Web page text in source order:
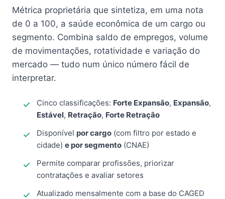
Métrica proprietária que sintetiza, em uma nota
de 0 a 100, a saúde econômica de um cargo ou
segmento. Combina saldo de empregos, volume
de movimentações, rotatividade e variação do
mercado — tudo num único número fácil de
interpretar.
Cinco classificações: Forte Expansão, Expansão,
Estável, Retração, Forte Retração
Disponível por cargo (com filtro por estado e
cidade) e por segmento (CNAE)
Permite comparar profissões, priorizar
contratações e avaliar setores
Atualizado mensalmente com a base do CAGED